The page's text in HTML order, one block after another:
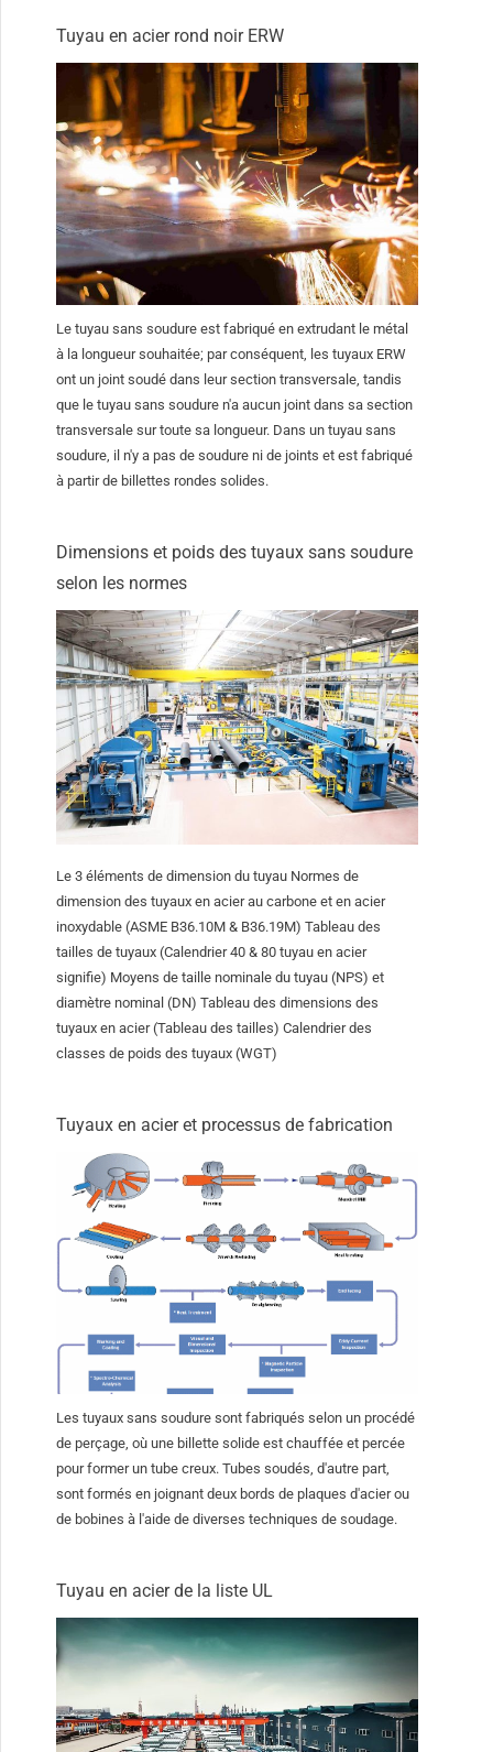
Tuyau en acier rond noir ERW
Le tuyau sans soudure est fabriqué en extrudant le métal
à la longueur souhaitée; par conséquent, les tuyaux ERW
ont un joint soudé dans leur section transversale, tandis
que le tuyau sans soudure n'a aucun joint dans sa section
transversale sur toute sa longueur. Dans un tuyau sans
soudure, il n'y a pas de soudure ni de joints et est fabriqué
à partir de billettes rondes solides.
Dimensions et poids des tuyaux sans soudure
selon les normes
Le 3 éléments de dimension du tuyau Normes de
dimension des tuyaux en acier au carbone et en acier
inoxydable (ASME B36.10M & B36.19M) Tableau des
tailles de tuyaux (Calendrier 40 & 80 tuyau en acier
signifie) Moyens de taille nominale du tuyau (NPS) et
diamètre nominal (DN) Tableau des dimensions des
tuyaux en acier (Tableau des tailles) Calendrier des
classes de poids des tuyaux (WGT)
Tuyaux en acier et processus de fabrication
Les tuyaux sans soudure sont fabriqués selon un procédé
de perçage, où une billette solide est chauffée et percée
pour former un tube creux. Tubes soudés, d'autre part,
sont formés en joignant deux bords de plaques d'acier ou
de bobines à l'aide de diverses techniques de soudage.
Tuyau en acier de la liste UL